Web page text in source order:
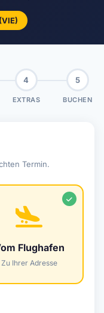
4
EXTRAS
5
BUCHEN
Termin.
Flughafen
Zu Ihrer Adresse